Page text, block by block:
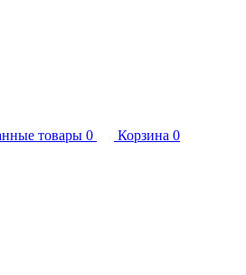
товары 0 Корзина 0